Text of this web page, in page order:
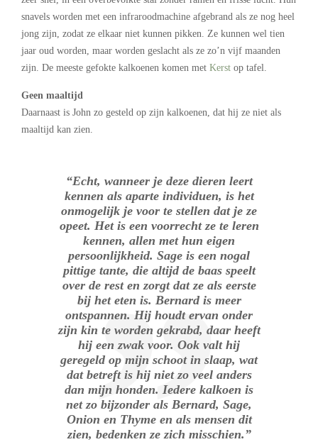
snavels worden met een infraroodmachine afgebrand als ze nog heel
jong zijn, zodat ze elkaar niet kunnen pikken. Ze kunnen wel tien
jaar oud worden, maar worden geslacht als ze zo’n vijf maanden
zijn. De meeste gefokte kalkoenen komen met Kerst op tafel.
Geen maaltijd
Daarnaast is John zo gesteld op zijn kalkoenen, dat hij ze niet als
maaltijd kan zien.
“Echt, wanneer je deze dieren leert
kennen als aparte individuen, is het
onmogelijk je voor te stellen dat je ze
opeet. Het is een voorrecht ze te leren
kennen, allen met hun eigen
persoonlijkheid. Sage is een nogal
pittige tante, die altijd de baas speelt
over de rest en zorgt dat ze als eerste
bij het eten is. Bernard is meer
ontspannen. Hij houdt ervan onder
zijn kin te worden gekrabd, daar heeft
hij een zwak voor. Ook valt hij
geregeld op mijn schoot in slaap, wat
dat betreft is hij niet zo veel anders
dan mijn honden. Iedere kalkoen is
net zo bijzonder als Bernard, Sage,
Onion en Thyme en als mensen dit
zien, bedenken ze zich misschien.”